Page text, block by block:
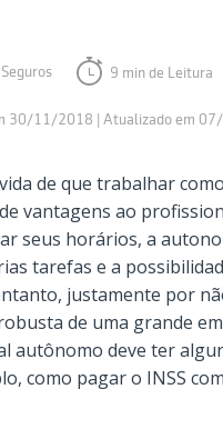
9 min de Leitura
30/11/2018 | Atualizado em
de que trabalhar
vantagens ao
seus horários, a
tarefas e a
justamente por
de uma grande
autônomo deve ter
como pagar o INSS